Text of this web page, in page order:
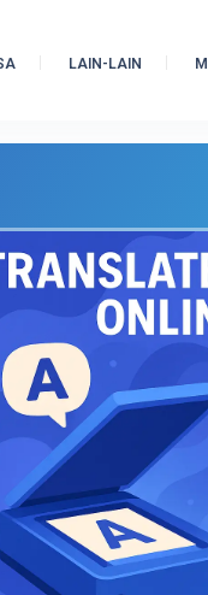
LAIN-LAIN